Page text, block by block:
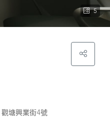
5
觀塘興業街4號